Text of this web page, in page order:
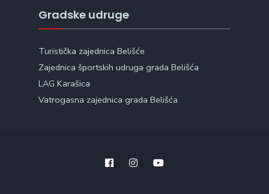
Gradske udruge
Turistička zajednica Belišće
Zajednica športskih udruga grada Belišća
LAG Karašica
Vatrogasna zajednica grada Belišća